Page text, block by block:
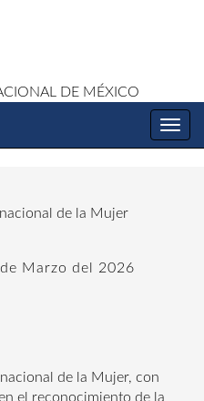
Marzo del 2026
de la Mujer, con
el reconocimiento de la